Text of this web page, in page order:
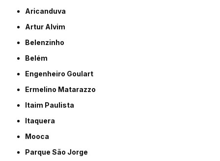
Aricanduva
Artur Alvim
Belenzinho
Belém
Engenheiro Goulart
Ermelino Matarazzo
Itaim Paulista
Itaquera
Mooca
Parque São Jorge